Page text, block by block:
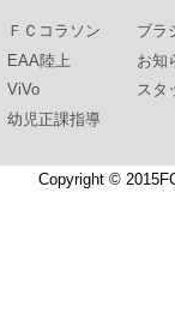
ＦＣコラソン
EAA陸上
ViVo
幼児正課指導
ブラ
お知
スタ
Copyright ©